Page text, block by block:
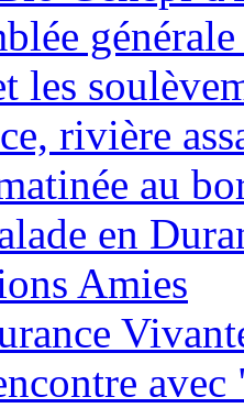
les
rivière
au
en
Amies